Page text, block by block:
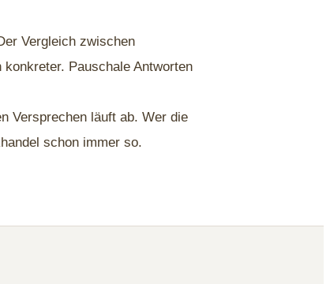
Vergleich zwischen
Pauschale Antworten
Versprechen läuft ab. Wer die
schon immer so.